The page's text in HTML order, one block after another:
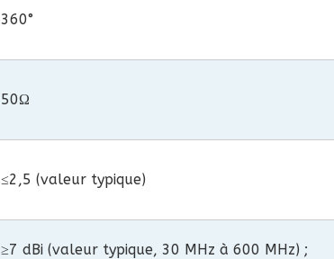
360°
50Ω
≤2,5 (valeur typique)
≥7 dBi (valeur typique, 30 MHz à 600 MHz) ;